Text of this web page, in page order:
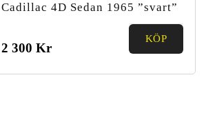
Cadillac 4D Sedan 1965 ”svart”
0.00
5
2 300 Kr
KÖP